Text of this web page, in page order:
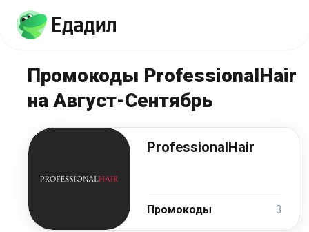
Промокоды ProfessionalHair
на Август-Сентябрь
ProfessionalHair
Промокоды 3